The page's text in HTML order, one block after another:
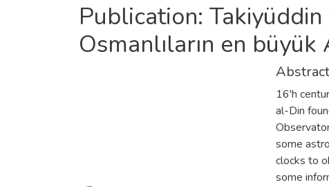
Publication:
Osmanlıların en
Abstract
16'h
al-Din
some
clocks to
some